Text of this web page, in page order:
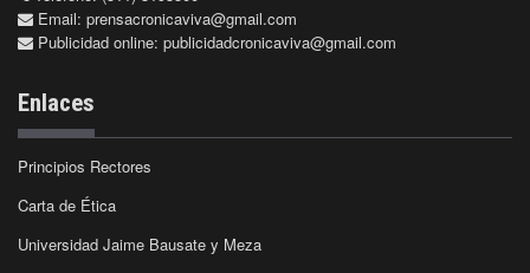
Email: prensacronicaviva@gmail.com
Publicidad online: publicidadcronicaviva@gmail.com
Enlaces
Principios Rectores
Carta de Ética
Universidad Jaime Bausate y Meza